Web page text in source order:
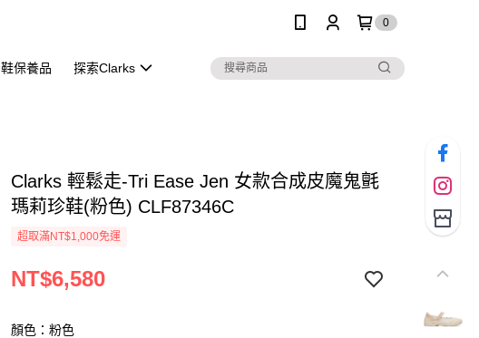
0
鞋保養品 探索Clarks
Clarks 輕鬆走-Tri Ease Jen 女款合成皮魔鬼氈
瑪莉珍鞋(粉色) CLF87346C
超取滿NT$1,000免運
NT$6,580
顏色：粉色